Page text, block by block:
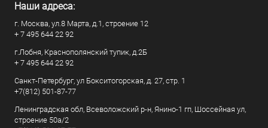
Наши адреса:
г. Москва, ул.8 Марта, д.1, строение 12
+ 7 495 644 22 92
г.Лобня, Краснополянский тупик, д.2Б
+ 7 495 644 22 92
Санкт-Петербург, ул Бокситогорская, д. 27, стр. 1
+7(812) 501-87-77
Ленинградская обл, Всеволожский р-н, Янино-1 гп, Шоссейная ул,
строение 50а/2